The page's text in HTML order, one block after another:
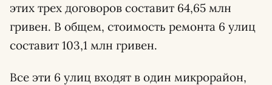
этих трех договоров составит 64,65 млн
гривен. В общем, стоимость ремонта 6 улиц
составит 103,1 млн гривен.
Все эти 6 улиц входят в один микрорайон,